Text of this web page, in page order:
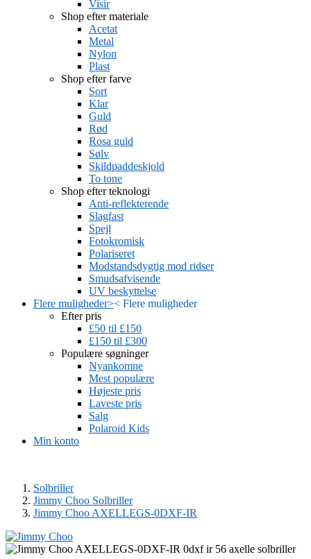
Visir
Shop efter materiale
Acetat
Metal
Nylon
Plast
Shop efter farve
Sort
Klar
Guld
Rød
Rosa guld
Sølv
Skildpaddeskjold
To tone
Shop efter teknologi
Anti-reflekterende
Slagfast
Spejl
Fotokromisk
Polariseret
Modstandsdygtig mod ridser
Smudsafvisende
UV beskyttelse
Flere muligheder>< Flere muligheder
Efter pris
£50 til £150
£150 til £300
Populære søgninger
Nyankomne
Mest populære
Højeste pris
Laveste pris
Salg
Polaroid Kids
Min konto
Solbriller
Jimmy Choo Solbriller
Jimmy Choo AXELLEGS-0DXF-IR